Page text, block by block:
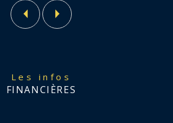
manuels
395€/an
Les infos
FINANCIÈRES